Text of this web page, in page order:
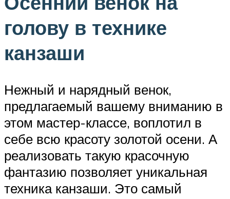
голову в технике
канзаши
Нежный и нарядный венок,
предлагаемый вашему вниманию в
этом мастер-классе, воплотил в
себе всю красоту золотой осени. А
реализовать такую красочную
фантазию позволяет уникальная
техника канзаши. Это самый